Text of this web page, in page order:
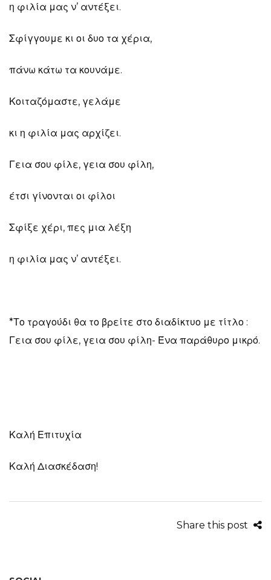
η φιλία μας ν’ αντέξει.
Σφίγγουμε κι οι δυο τα χέρια,
πάνω κάτω τα κουνάμε.
Κοιταζόμαστε, γελάμε
κι η φιλία μας αρχίζει.
Γεια σου φίλε, γεια σου φίλη,
έτσι γίνονται οι φίλοι
Σφίξε χέρι, πες μια λέξη
η φιλία μας ν’ αντέξει.
*Το τραγούδι θα το βρείτε στο διαδίκτυο με τίτλο :
Γεια σου φίλε, γεια σου φίλη- Ένα παράθυρο μικρό.
Καλή Επιτυχία
Καλή Διασκέδαση!
Share this post